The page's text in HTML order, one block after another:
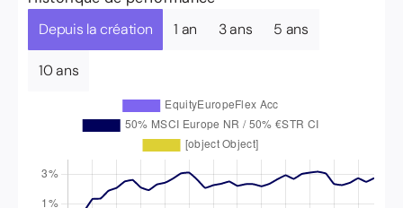
Depuis la création
1 an 3 ans 5 ans
10 ans